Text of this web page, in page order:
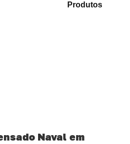
Produtose
Naval em